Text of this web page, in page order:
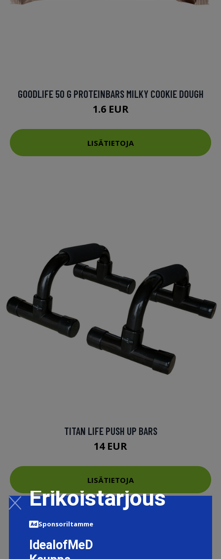
GOODLIFE 50 G PROTEINBARS MILKY COOKIE DOUGH
1.6 EUR
LISÄTIETOJA
TITAN LIFE PUSH UP BARS
14 EUR
LISÄTIETOJA
Erikoistarjous
Sponsoriltamme
IdealofMeD